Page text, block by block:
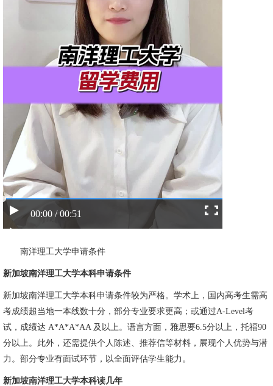
00:00 / 00:51
南洋理工大学申请条件
新加坡南洋理工大学本科申请条件
新加坡南洋理工大学本科申请条件较为严格。学术上，国内高考生需高
考成绩超当地一本线数十分，部分专业要求更高；或通过A-Level考
试，成绩达 A*A*A*AA 及以上。语言方面，雅思要6.5分以上，托福90
分以上。此外，还需提供个人陈述、推荐信等材料，展现个人优势与潜
力。部分专业有面试环节，以全面评估学生能力。
新加坡南洋理工大学本科读几年